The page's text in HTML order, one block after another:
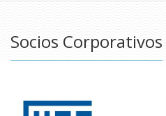
Socios Corporativos